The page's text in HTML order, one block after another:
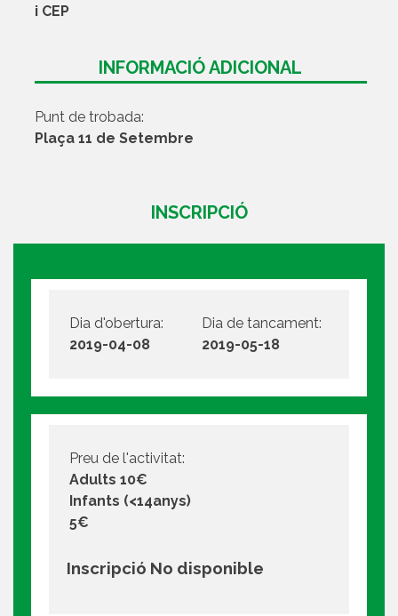
i CEP
INFORMACIÓ ADICIONAL
Punt de trobada:
Plaça 11 de Setembre
INSCRIPCIÓ
Dia d'obertura:
2019-04-08
Dia de tancament:
2019-05-18
Preu de l'activitat:
Adults 10€
Infants (<14anys)
5€
Inscripció No disponible